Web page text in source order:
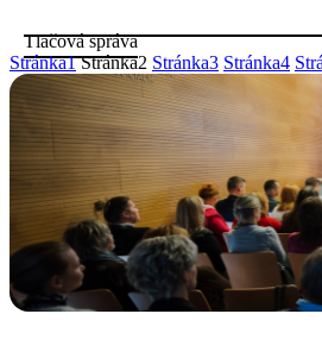
Tlačová správa
Stránka1 Stránka2 Stránka3 Stránka4